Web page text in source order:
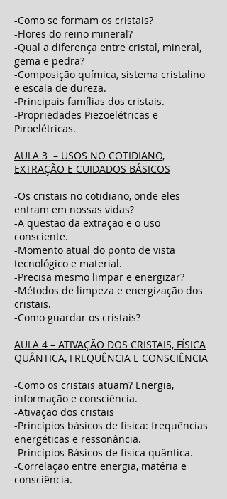
-Como se formam os cristais?
-Flores do reino mineral?
-Qual a diferença entre cristal, mineral,
gema e pedra?
-Composição química, sistema cristalino
e escala de dureza.
-Principais famílias dos cristais.
-Propriedades Piezoelétricas e
Piroelétricas.
AULA 3 – USOS NO COTIDIANO,
EXTRAÇÃO E CUIDADOS BÁSICOS
-Os cristais no cotidiano, onde eles
entram em nossas vidas?
-A questão da extração e o uso
consciente.
-Momento atual do ponto de vista
tecnológico e material.
-Precisa mesmo limpar e energizar?
-Métodos de limpeza e energização dos
cristais.
-Como guardar os cristais?
AULA 4 – ATIVAÇÃO DOS CRISTAIS, FÍSICA
QUÂNTICA, FREQUÊNCIA E CONSCIÊNCIA
-Como os cristais atuam? Energia,
informação e consciência.
-Ativação dos cristais
-Princípios básicos de física: frequências
energéticas e ressonância.
-Princípios Básicos de física quântica.
-Correlação entre energia, matéria e
consciência.